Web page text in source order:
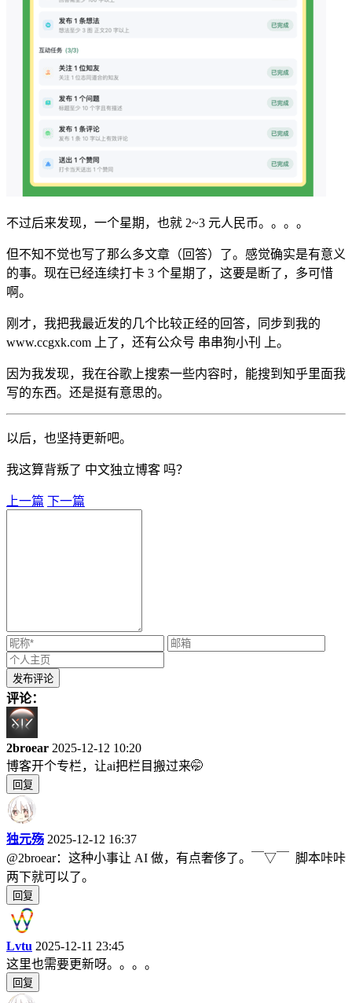
不过后来发现，一个星期，也就 2~3 元人民币。。。。
但不知不觉也写了那么多文章（回答）了。感觉确实是有意义
的事。现在已经连续打卡 3 个星期了，这要是断了，多可惜
啊。
刚才，我把我最近发的几个比较正经的回答，同步到我的
www.ccgxk.com 上了，还有公众号 串串狗小刊 上。
因为我发现，我在谷歌上搜索一些内容时，能搜到知乎里面我
写的东西。还是挺有意思的。
以后，也坚持更新吧。
我这算背叛了 中文独立博客 吗？
上一篇 下一篇
评论：
2broear 2025-12-12 10:20
博客开个专栏，让ai把栏目搬过来🤭
回复
独元殇 2025-12-12 16:37
@2broear：这种小事让 AI 做，有点奢侈了。￣▽￣ 脚本咔咔
两下就可以了。
回复
Lvtu 2025-12-11 23:45
这里也需要更新呀。。。。
回复